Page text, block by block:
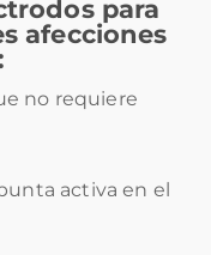
para
afecciones
no requiere
activa en el